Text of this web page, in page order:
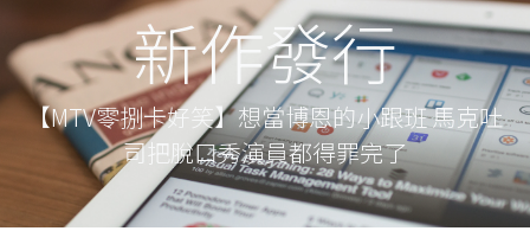
新作發行
【MTV零捌卡好笑】想當博恩的小跟班 馬克吐
司把脫口秀演員都得罪完了